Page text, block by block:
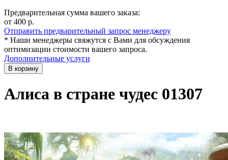
Предварительная сумма вашего заказа:
от 400 р.
Отправить предварительный запрос менеджеру
* Наши менеджеры свяжутся с Вами для обсуждения
оптимизации стоимости вашего запроса.
Дополнительные услуги
В корзину
Алиса в стране чудес 01307